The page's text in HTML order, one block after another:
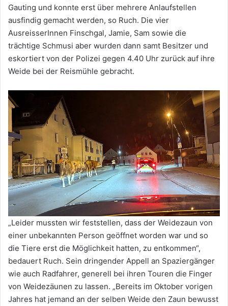
Gauting und konnte erst über mehrere Anlaufstellen
ausfindig gemacht werden, so Ruch. Die vier
AusreisserInnen Finschgal, Jamie, Sam sowie die
trächtige Schmusi aber wurden dann samt Besitzer und
eskortiert von der Polizei gegen 4.40 Uhr zurück auf ihre
Weide bei der Reismühle gebracht.
„Leider mussten wir feststellen, dass der Weidezaun von
einer unbekannten Person geöffnet worden war und so
die Tiere erst die Möglichkeit hatten, zu entkommen“,
bedauert Ruch. Sein dringender Appell an Spaziergänger
wie auch Radfahrer, generell bei ihren Touren die Finger
von Weidezäunen zu lassen. „Bereits im Oktober vorigen
Jahres hat jemand an der selben Weide den Zaun bewusst